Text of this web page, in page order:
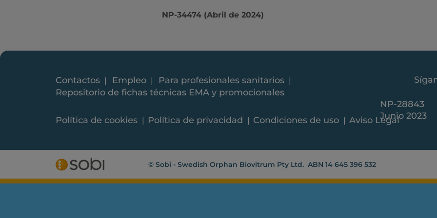
NP-34474 (Abril de 2024)
Contactos Empleo
Para profesionales sanitarios
Repositorio de fichas técnicas EMA y promocionales
NP-28843
Junio 2023
Política de cookies Política de privacidad Condiciones de uso Aviso Legal
© Sobi - Swedish Orphan Biovitrum Pty Ltd. ABN 14 645 396 532